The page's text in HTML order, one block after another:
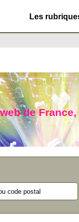
Les
de